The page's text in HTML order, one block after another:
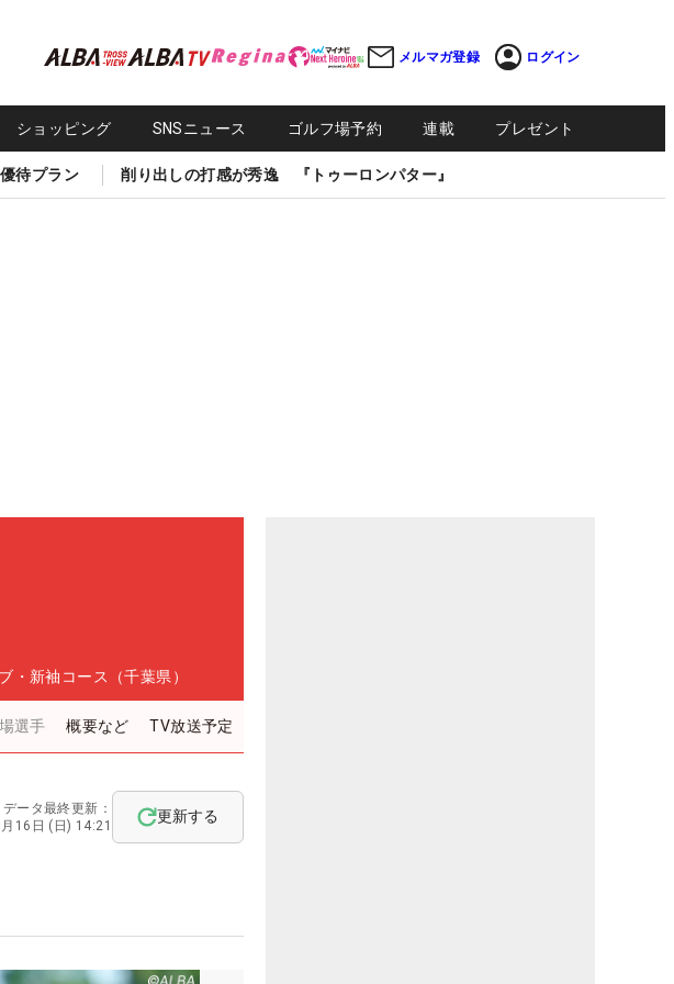
メルマガ登録 ログイン
ショッピング SNSニュース ゴルフ場予約 連載 プレゼント
待プラン 削り出しの打感が秀逸 『トゥーロンパター』
・新袖コース（千葉県）
選手 概要など TV放送予定
データ最終更新：
16日 (日) 14:21
更新する